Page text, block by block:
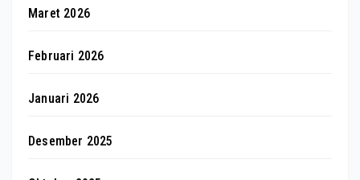
Maret 2026
Februari 2026
Januari 2026
Desember 2025